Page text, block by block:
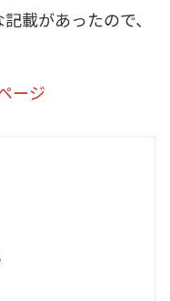
載があったので、
ージ